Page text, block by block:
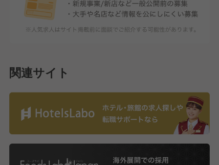
関連サイト